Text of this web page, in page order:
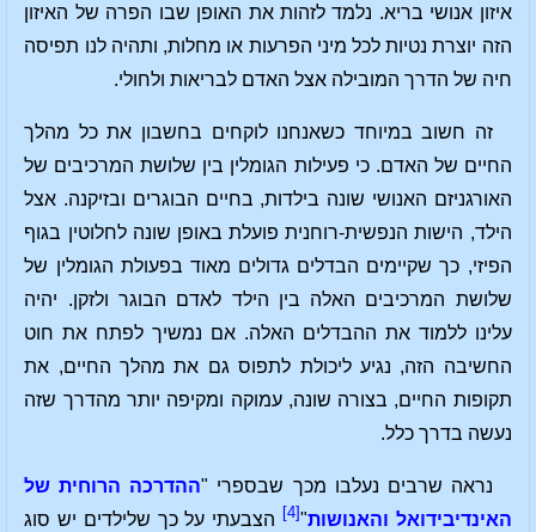
איזון אנושי בריא. נלמד לזהות את האופן שבו הפרה של האיזון
הזה יוצרת נטיות לכל מיני הפרעות או מחלות, ותהיה לנו תפיסה
חיה של הדרך המובילה אצל האדם לבריאות ולחולי.
זה חשוב במיוחד כשאנחנו לוקחים בחשבון את כל מהלך
החיים של האדם. כי פעילות הגומלין בין שלושת המרכיבים של
האורגניזם האנושי שונה בילדות, בחיים הבוגרים ובזיקנה. אצל
הילד, הישות הנפשית-רוחנית פועלת באופן שונה לחלוטין בגוף
הפיזי, כך שקיימים הבדלים גדולים מאוד בפעולת הגומלין של
שלושת המרכיבים האלה בין הילד לאדם הבוגר ולזקן. יהיה
עלינו ללמוד את ההבדלים האלה. אם נמשיך לפתח את חוט
החשיבה הזה, נגיע ליכולת לתפוס גם את מהלך החיים, את
תקופות החיים, בצורה שונה, עמוקה ומקיפה יותר מהדרך שזה
נעשה בדרך כלל.
נראה שרבים נעלבו מכך שבספרי "ההדרכה הרוחית של
האינדיבידואל והאנושות"
[4]
הצבעתי על כך שלילדים יש סוג